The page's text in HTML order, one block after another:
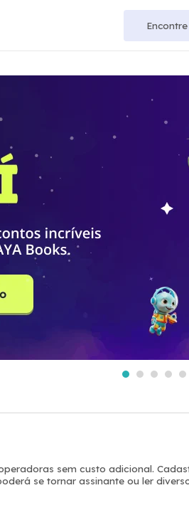
sem custo adicional.
se tornar assinante ou ler